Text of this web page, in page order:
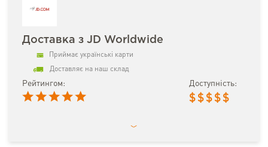
Доставка з JD Worldwide
Приймає українські карти
Доставляє на наш склад
Рейтингом: Доступність:
$ $ $ $ $